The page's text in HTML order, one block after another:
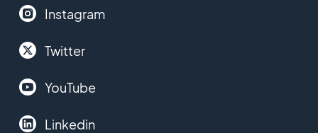
Instagram
Twitter
YouTube
Linkedin